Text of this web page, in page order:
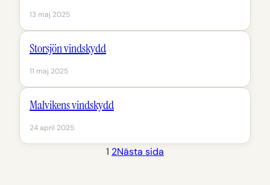
13 maj 2025
Storsjön vindskydd
11 maj 2025
Malvikens vindskydd
24 april 2025
1 2Nästa sida